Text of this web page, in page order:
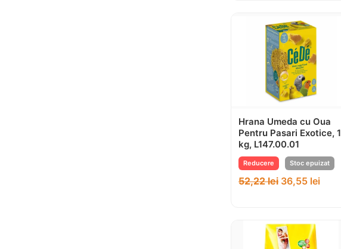
Hrana Umeda cu Oua
Pentru Pasari Exotice, 1
kg, L147.00.01
Reducere Stoc epuizat
52,22lei 36,55 lei